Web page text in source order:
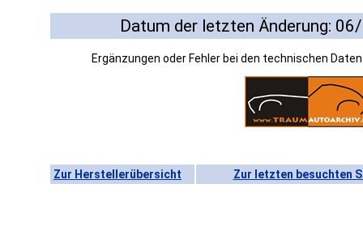
Datum der letzten Änderung:
Ergänzungen oder Fehler bei den technischen
Zur Herstellerübersicht Zur letzten besuchten